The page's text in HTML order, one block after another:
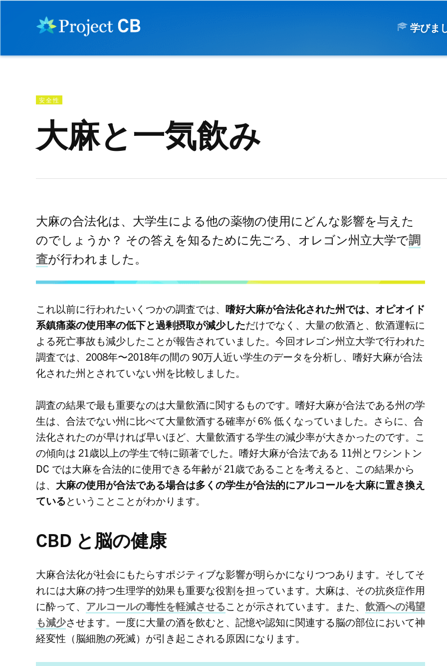
学びま
POSTED
IN
安全性
大麻と一気飲み
大麻の合法化は、大学生による他の薬物の使用にどんな影響を与えた
のでしょうか？ その答えを知るために先ごろ、オレゴン州立大学で調
査が行われました。
これ以前に行われたいくつかの調査では、 嗜好大麻が合法化された州では、オピオイド
系鎮痛薬の使用率の低下と過剰摂取が減少しただけでなく、大量の飲酒と、飲酒運転に
よる死亡事故も減少したことが報告されていました。今回オレゴン州立大学で行われた
調査では、2008年〜2018年の間の 90万人近い学生のデータを分析し、嗜好大麻が合法
化された州とされていない州を比較しました。
調査の結果で最も重要なのは大量飲酒に関するものです。嗜好大麻が合法である州の学
生は、合法でない州に比べて大量飲酒する確率が 6% 低くなっていました。さらに、合
法化されたのが早ければ早いほど、大量飲酒する学生の減少率が大きかったのです。こ
の傾向は 21歳以上の学生で特に顕著でした。嗜好大麻が合法である 11州とワシントン
DC では大麻を合法的に使用できる年齢が 21歳であることを考えると、この結果から
は、 大麻の使用が合法である場合は多くの学生が合法的にアルコールを大麻に置き換え
ているということことがわかります。
CBD と脳の健康
大麻合法化が社会にもたらすポジティブな影響が明らかになりつつあります。そしてそ
れには大麻の持つ生理学的効果も重要な役割を担っています。大麻は、その抗炎症作用
に酔って、 アルコールの毒性を軽減させることが示されています。また、 飲酒への渇望
も減少させます。一度に大量の酒を飲むと、記憶や認知に関連する脳の部位において神
経変性（脳細胞の死滅）が引き起こされる原因になります。